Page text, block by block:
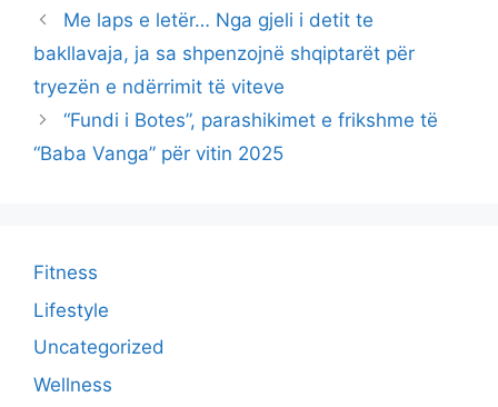
Me laps e letër… Nga gjeli i detit te
bakllavaja, ja sa shpenzojnë shqiptarët për
tryezën e ndërrimit të viteve
“Fundi i Botes”, parashikimet e frikshme të
“Baba Vanga” për vitin 2025
Fitness
Lifestyle
Uncategorized
Wellness